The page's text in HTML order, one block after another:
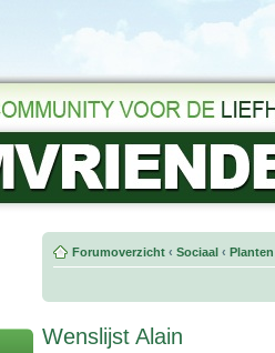
Forumoverzicht ‹ Sociaal ‹
Wenslijst Alain